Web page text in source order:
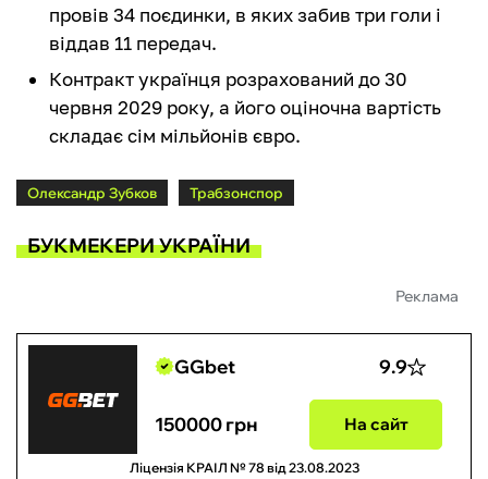
провів 34 поєдинки, в яких забив три голи і
віддав 11 передач.
Контракт українця розрахований до 30
червня 2029 року, а його оціночна вартість
складає сім мільйонів євро.
Олександр Зубков Трабзонспор
БУКМЕКЕРИ УКРАЇНИ
Реклама
GGbet 9.9
150000 грн На сайт
Ліцензія КРАІЛ № 78 від 23.08.2023